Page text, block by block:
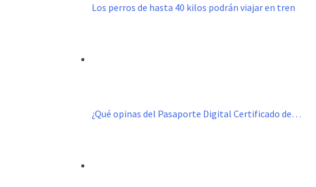
Los perros de hasta 40 kilos podrán viajar en tren
¿Qué opinas del Pasaporte Digital Certificado de…